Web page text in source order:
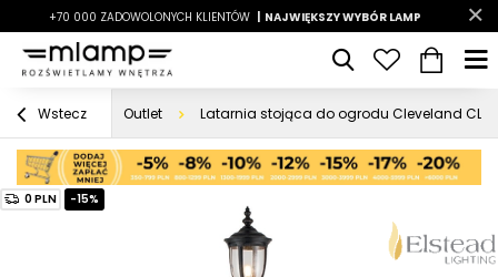
-7% LATO7
+70 000 ZADOWOLONYCH KLIENTÓW | NAJWIĘKSZY WYBÓR LAMP
| |
Wstecz Outlet Latarnia stojąca do ogrodu Cleveland
0 PLN -15%